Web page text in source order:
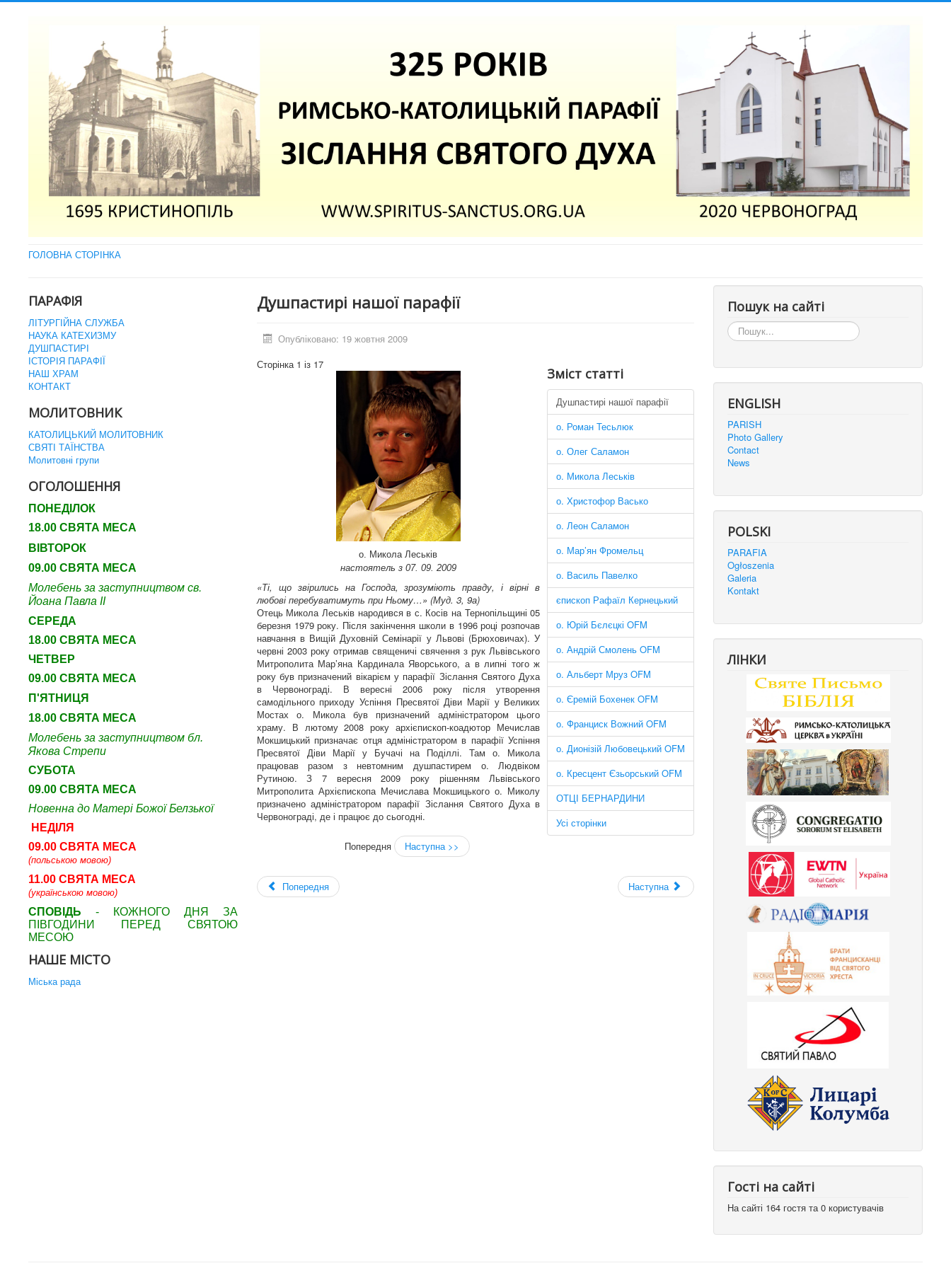
ГОЛОВНА СТОРІНКА
ПАРАФІЯ
ЛІТУРГІЙНА СЛУЖБА
НАУКА КАТЕХИЗМУ
ДУШПАСТИРІ
ІСТОРІЯ ПАРАФІЇ
НАШ ХРАМ
КОНТАКТ
МОЛИТОВНИК
КАТОЛИЦЬКИЙ МОЛИТОВНИК
СВЯТІ ТАЇНСТВА
Молитовні групи
ОГОЛОШЕННЯ
ПОНЕДІЛОК
18.00 СВЯТА МЕСА
ВІВТОРОК
09.00 СВЯТА МЕСА
Молебень за заступництвом св.
Йоана Павла ІІ
СЕРЕДА
18.00 СВЯТА МЕСА
ЧЕТВЕР
09.00 СВЯТА МЕСА
П'ЯТНИЦЯ
18.00 СВЯТА МЕСА
Молебень за заступництвом бл.
Якова Стрепи
СУБОТА
09.00 СВЯТА МЕСА
Новенна до Матері Божої Белзької
НЕДІЛЯ
09.00 СВЯТА МЕСА
(польською мовою)
11.00 СВЯТА МЕСА
(українською мовою)
СПОВІДЬ - КОЖНОГО ДНЯ ЗА
ПІВГОДИНИ ПЕРЕД СВЯТОЮ
МЕСОЮ
НАШЕ МІСТО
Міська рада
Душпастирі нашої парафії
Опубліковано: 19 жовтня 2009
Зміст статті
Душпастирі нашої парафії
о. Роман Тесьлюк
о. Олег Саламон
о. Микола Леськів
о. Христофор Васько
о. Леон Саламон
о. Мар’ян Фромельц
о. Василь Павелко
єпископ Рафаїл Кернецький
о. Юрій Бєлєцкі OFM
о. Андрій Смолень OFM
о. Альберт Мруз OFM
о. Єремій Бохенек OFM
о. Франциск Вожний OFM
о. Дионізій Любовецький OFM
о. Кресцент Єзьорський OFM
ОТЦІ БЕРНАРДИНИ
Усі сторінки
Сторінка 1 із 17
о. Микола Леськів
настоятель з 07. 09. 2009
«Ті, що звірились на Господа, зрозуміють правду, і вірні в
любові перебуватимуть при Ньому…» (Муд. 3, 9а)
Отець Микола Леськів народився в с. Косів на Тернопільщині 05
березня 1979 року. Після закінчення школи в 1996 році розпочав
навчання в Вищій Духовній Семінарії у Львові (Брюховичах). У
червні 2003 року отримав священичі свячення з рук Львівського
Митрополита Мар’яна Кардинала Яворського, а в липні того ж
року був призначений вікарієм у парафії Зіслання Святого Духа
в Червонограді. В вересні 2006 року після утворення
самодільного приходу Успіння Пресвятої Діви Марії у Великих
Мостах о. Микола був призначений адміністратором цього
храму. В лютому 2008 року архієпископ-коадютор Мечислав
Мокшицький призначає отця адміністратором в парафії Успіння
Пресвятої Діви Марії у Бучачі на Поділлі. Там о. Микола
працював разом з невтомним душпастирем о. Людвіком
Рутиною. З 7 вересня 2009 року рішенням Львівського
Митрополита Архієпископа Мечислава Мокшицького о. Миколу
призначено адміністратором парафії Зіслання Святого Духа в
Червонограді, де і працює до сьогодні.
Попередня Наступна >>
Попередня Наступна
Пошук на сайті
Пошук...
ENGLISH
PARISH
Photo Gallery
Contact
News
POLSKI
PARAFIA
Ogłoszenia
Galeria
Kontakt
ЛІНКИ
Гості на сайті
На сайті 164 гостя та 0 користувачів